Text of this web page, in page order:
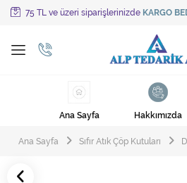
75 TL ve üzeri siparişlerinizde KARGO
Tüm Kategoriler
Ayakkabı Cila Makineleri
Cila Makineleri
Çöp Kovası
Çöp Torbaları
Ana Sayfa Hakkımızda
Ana Sayfa Sıfır Atık Çöp Kutuları